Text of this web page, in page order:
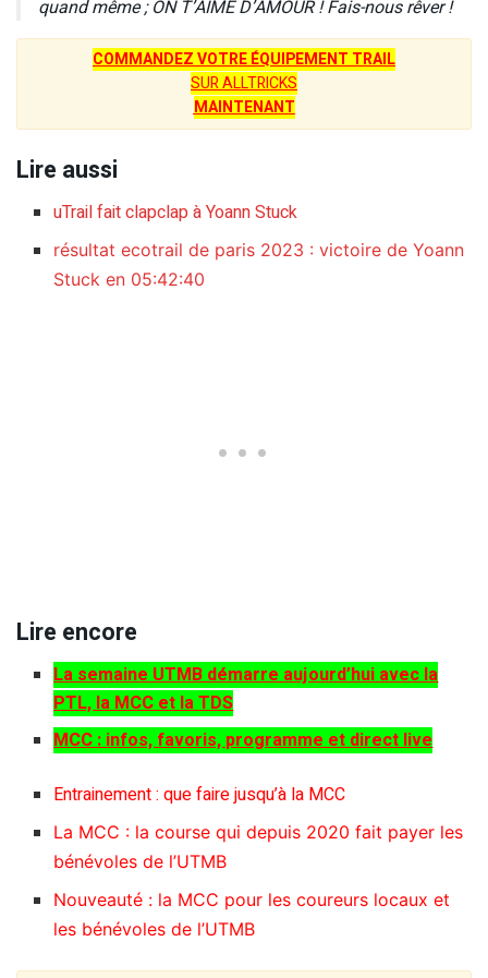
quand même ; ON T’AIME D’AMOUR ! Fais-nous rêver !
COMMANDEZ VOTRE ÉQUIPEMENT TRAIL
SUR ALLTRICKS
MAINTENANT
Lire aussi
uTrail fait clapclap à Yoann Stuck
résultat ecotrail de paris 2023 : victoire de Yoann
Stuck en 05:42:40
Lire encore
La semaine UTMB démarre aujourd’hui avec la
PTL, la MCC et la TDS
MCC : infos, favoris, programme et direct live
Entrainement : que faire jusqu’à la MCC
La MCC : la course qui depuis 2020 fait payer les
bénévoles de l’UTMB
Nouveauté : la MCC pour les coureurs locaux et
les bénévoles de l’UTMB